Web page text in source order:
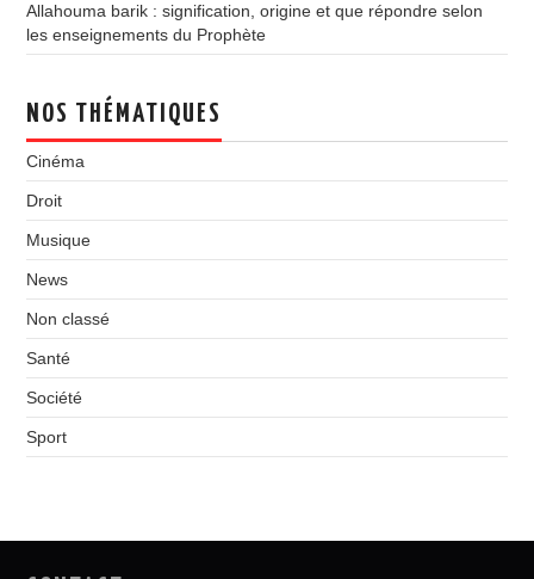
Allahouma barik : signification, origine et que répondre selon
les enseignements du Prophète
NOS THÉMATIQUES
Cinéma
Droit
Musique
News
Non classé
Santé
Société
Sport